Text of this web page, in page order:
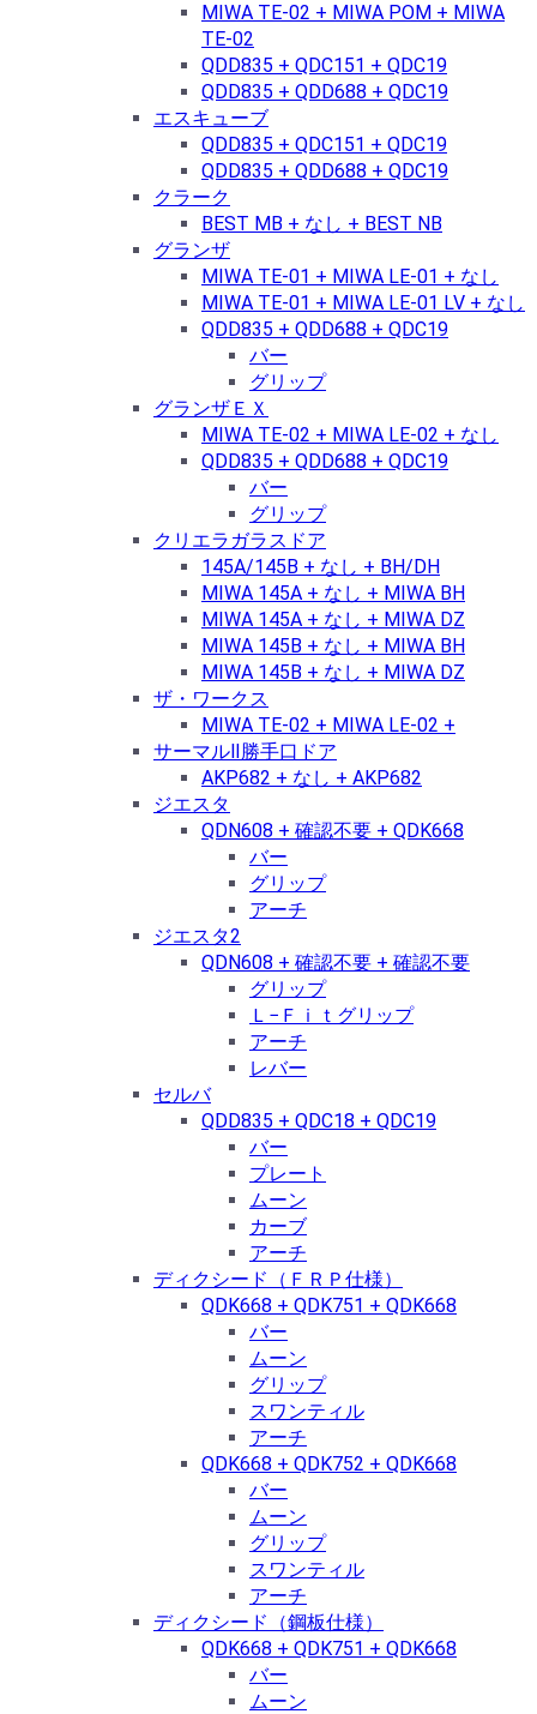
MIWA TE-02 + MIWA POM + MIWA
TE-02
QDD835 + QDC151 + QDC19
QDD835 + QDD688 + QDC19
エスキューブ
QDD835 + QDC151 + QDC19
QDD835 + QDD688 + QDC19
クラーク
BEST MB + なし + BEST NB
グランザ
MIWA TE-01 + MIWA LE-01 + なし
MIWA TE-01 + MIWA LE-01 LV + なし
QDD835 + QDD688 + QDC19
バー
グリップ
グランザＥＸ
MIWA TE-02 + MIWA LE-02 + なし
QDD835 + QDD688 + QDC19
バー
グリップ
クリエラガラスドア
145A/145B + なし + BH/DH
MIWA 145A + なし + MIWA BH
MIWA 145A + なし + MIWA DZ
MIWA 145B + なし + MIWA BH
MIWA 145B + なし + MIWA DZ
ザ・ワークス
MIWA TE-02 + MIWA LE-02 +
サーマルⅡ勝手口ドア
AKP682 + なし + AKP682
ジエスタ
QDN608 + 確認不要 + QDK668
バー
グリップ
アーチ
ジエスタ2
QDN608 + 確認不要 + 確認不要
グリップ
Ｌ−Ｆｉｔグリップ
アーチ
レバー
セルバ
QDD835 + QDC18 + QDC19
バー
プレート
ムーン
カーブ
アーチ
ディクシード（ＦＲＰ仕様）
QDK668 + QDK751 + QDK668
バー
ムーン
グリップ
スワンティル
アーチ
QDK668 + QDK752 + QDK668
バー
ムーン
グリップ
スワンティル
アーチ
ディクシード（鋼板仕様）
QDK668 + QDK751 + QDK668
バー
ムーン